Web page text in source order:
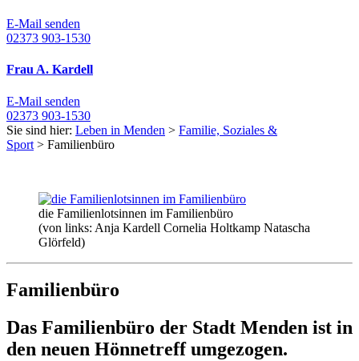
E-Mail senden
02373 903-1530
Frau A. Kardell
E-Mail senden
02373 903-1530
Sie sind hier: Leben in Menden > Familie, Soziales &
Sport > Familienbüro
die Familienlotsinnen im Familienbüro
(von links: Anja Kardell Cornelia Holtkamp Natascha
Glörfeld)
Familienbüro
Das Familienbüro der Stadt Menden ist in
den neuen Hönnetreff umgezogen.